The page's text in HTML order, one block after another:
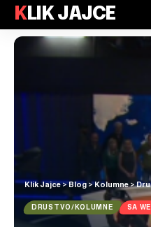
KLIK JAJCE
Klik Jajce>Blog >Kolumne>
DRUSTVO/KOLUMNE SA